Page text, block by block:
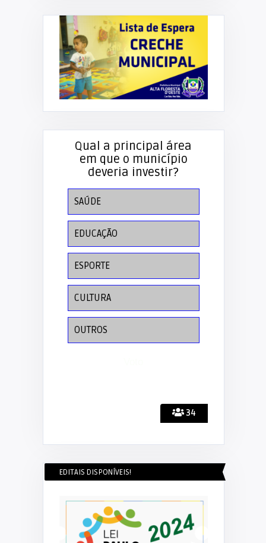
34
Qual a principal área
em que o município
deveria investir?
SAÚDE
EDUCAÇÃO
ESPORTE
CULTURA
OUTROS
EDITAIS DISPONÍVEIS!